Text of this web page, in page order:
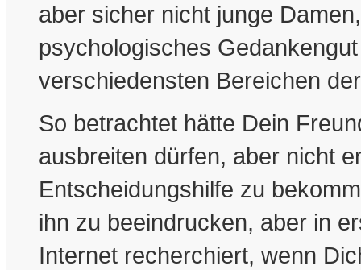
aber sicher nicht junge
psychologisches
verschiedensten Bereichen
So betrachtet hätte Dein
ausbreiten dürfen, aber nicht
Entscheidungshilfe zu
ihn zu beeindrucken, aber in
Internet recherchiert, wenn